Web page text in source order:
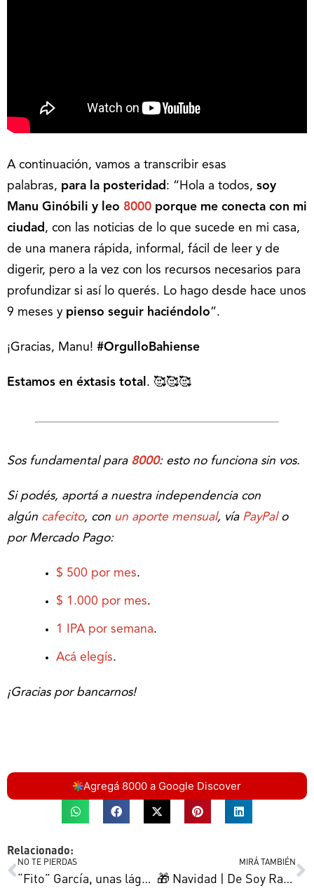
A continuación, vamos a transcribir esas
palabras, para la posteridad : “Hola a todos, soy
Manu Ginóbili y leo 8000 porque me conecta con mi
ciudad , con las noticias de lo que sucede en mi casa,
de una manera rápida, informal, fácil de leer y de
digerir, pero a la vez con los recursos necesarios para
profundizar si así lo querés. Lo hago desde hace unos
9 meses y pienso seguir haciéndolo”.
¡Gracias, Manu! #OrgulloBahiense
Estamos en éxtasis total . 🥰🥰🥰
Sos fundamental para 8000: esto no funciona sin vos.
Si podés, aportá a nuestra independencia con
algún cafecito, con un aporte mensual, víaPayPalo
por Mercado Pago:
$ 500 por mes.
$ 1.000 por mes.
1 IPA por semana.
Acá elegís.
¡Gracias por bancarnos!
Agregá 8000 a Google Discover
Relacionado:
NO TE PIERDAS
“Fito” García, unas lágrimas y el ascenso que Olimpo perdió por una moneda
MIRÁ TAMBIÉN
🎁 Navidad | De Soy Rada a Miss Argentina y el intendente Gay: 13 bahienses y sus mejores regalos